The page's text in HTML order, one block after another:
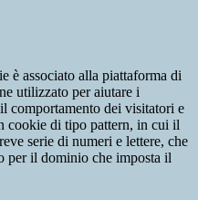
è associato alla piattaforma di
utilizzato per aiutare i
comportamento dei visitatori e
cookie di tipo pattern, in cui il
serie di numeri e lettere, che
per il dominio che imposta il